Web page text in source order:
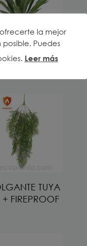
VERDE UV
TUYA
+ FIREPROOF
la mejor
Puedes
Leer más